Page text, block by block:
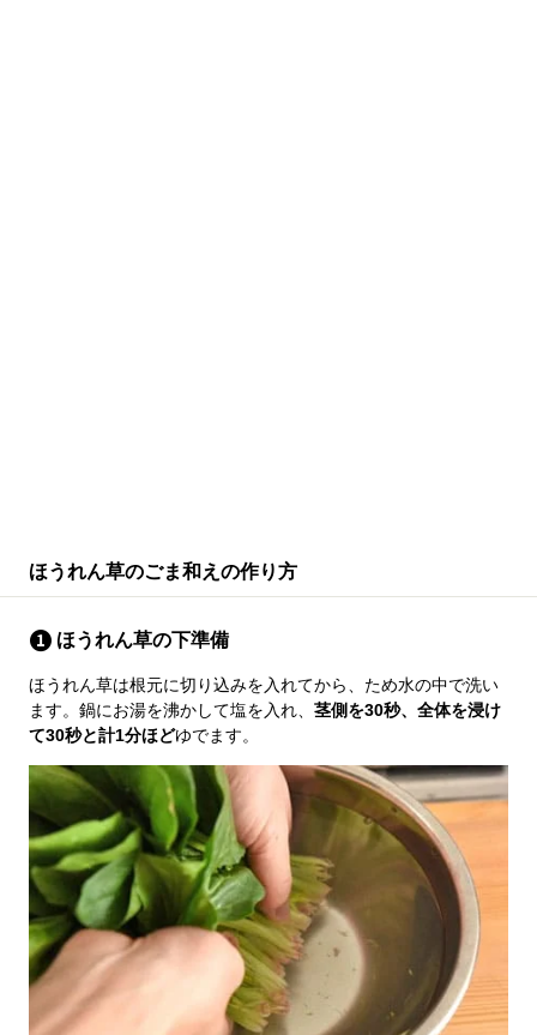
ほうれん草のごま和えの作り方
ほうれん草の下準備
ほうれん草は根元に切り込みを入れてから、ため水の中で洗い
ます。鍋にお湯を沸かして塩を入れ、 茎側を30秒、全体を浸け
て30秒と計1分ほどゆでます。